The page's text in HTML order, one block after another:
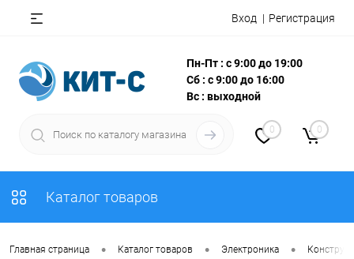
Вход Регистрация
Пн-Пт : с 9:00 до 19:00
Сб : с 9:00 до 16:00
Вс : выходной
0 0
Каталог товаров
Главная страница • Каталог товаров • Электроника •